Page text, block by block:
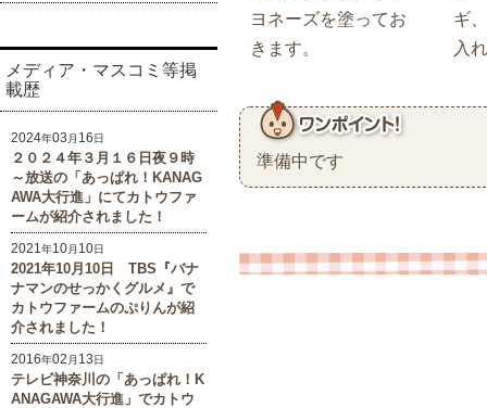
メディア・マスコミ等掲
載歴
2024年03 月 16日
２０２４年３月１６日夜９時
～放送の「あっぱれ！KANAG
AWA大行進」にてカトウファ
ームが紹介されました！
2021年10月 10日
2021年10月10日 TBS『バナ
ナマンのせっかくグルメ』で
カトウファームのぷりんが紹
介されました！
2016年02 月 13日
テレビ神奈川の「あっぱれ！K
ANAGAWA大行進」でカトウ
ヨネーズを塗ってお
きます。
ギ
入
準備中です